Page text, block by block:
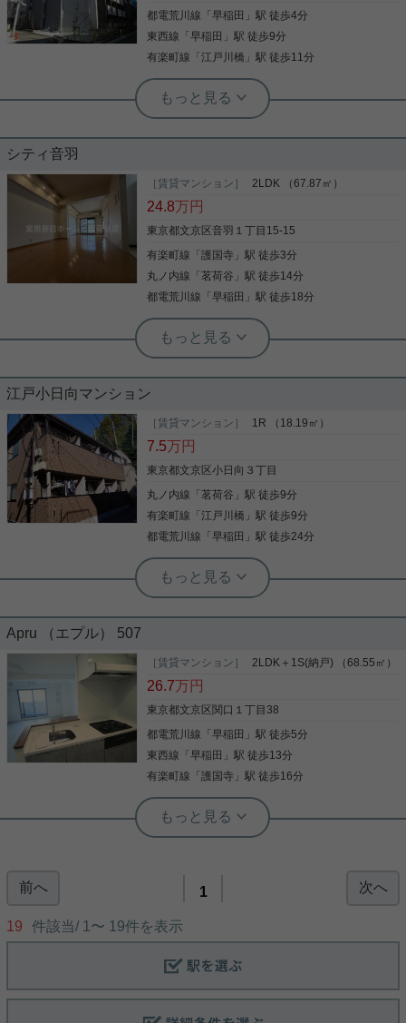
ら進めていくことが大事です。より良い住まいをご
提供致します。
写真(9)
都電荒川線 「早稲田 」駅 徒歩4分
東西線 「早稲田 」駅 徒歩9分
有楽町線 「江戸川橋 」駅 徒歩11分
実用春日ホーム 茗荷谷店 堀田枝里
築浅物件☆メゾネットタイプの
ら6階のメゾネットタイプのお部屋です！ 玄関には
サービスルームがあり、 洋室にはウォークインクロ
ーゼットあり！ 荷物が多い方には嬉しい間取りです
☆ 3口ガスコンロにグリル、浴室乾燥機に追焚機能
り、宅配ボックスあり、 オートロックはもちろんつ
いております☆ お気軽にお問い合わせくださいま
せ！ ★お電話でのご相談もお気軽にどうぞ★ 実用春
日ホーム株式会社 茗荷谷店 TEL：03-6902-5021
詳細を見る
シティ音羽
［賃貸マンション］ 2LDK （67.87㎡）
24.8万円
東京都文京区音羽１丁目15-15
有楽町線 「護国寺 」駅 徒歩3分
丸ノ内線 「茗荷谷 」駅 徒歩14分
都電荒川線 「早稲田 」駅 徒歩18分
実用春日ホーム 茗荷谷店 上村啓士
◆護国寺駅徒歩3分◆2LDKファミリー
南西向き５階部分で陽当たり良好 ・システムキッチ
ンには３口ガスコンロ付き お問い合わせをお待ちし
ております♪
写真(9)
詳細を見る
江戸小日向マンション
［賃貸マンション］ 1R （18.19㎡）
7.5万円
東京都文京区小日向３丁目
丸ノ内線 「茗荷谷 」駅 徒歩9分
有楽町線 「江戸川橋 」駅 徒歩9分
都電荒川線 「早稲田 」駅 徒歩24分
実用春日ホーム 江戸川橋店 小野寺悠
ネット無料！ 礼金も無し！
得、かつ賃料もお得！ バストイレ別で、7.5万円切
ります！！ 防犯カメラ、モニター付きインターホン
でセキュリティ面も○！ 1階ですが角部屋、南向きで
陽当たり、風通しも○！ 退去前の今からお早めにお
写真(9)
Apru （エプル） 507
［賃貸マンション］ 2LDK＋1S(納戸) （68.55㎡）
26.7万円
東京都文京区関口１丁目38
都電荒川線 「早稲田 」駅 徒歩5分
東西線 「早稲田 」駅 徒歩13分
有楽町線 「護国寺 」駅 徒歩16分
実用春日ホーム 本店 市原怜奈
★メゾネットタイプの築浅マンション
〇LDK14.5帖のメゾネットタイプです(^^♪ 〇駐車場
す！ ご家族、カップルで住まわれる方におすすめ
の物件です(^^)/♪ 内見予約、ご質問等ございました
詳細を見る
前へ 1 次へ
19 件該当/ 1 〜 19件を表示